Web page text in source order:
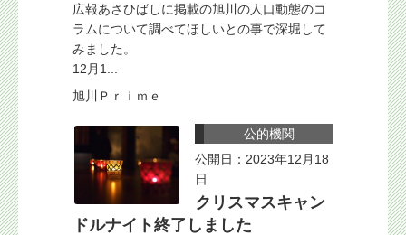
広報あさひばしに掲載の旭川の人口動態のコ
ラムについて調べてほしいとの事で深堀して
みました。
12月1...
旭川Ｐｒｉｍｅ
公的機関
公開日：2023年12月18
日
クリスマスキャン
ドルナイト終了しました